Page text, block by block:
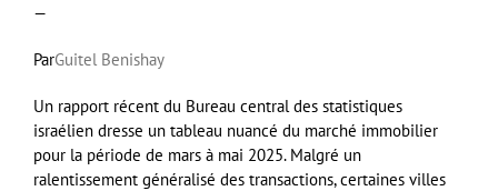
—
ParGuitel Benishay
Un rapport récent du Bureau central des statistiques
israélien dresse un tableau nuancé du marché immobilier
pour la période de mars à mai 2025. Malgré un
ralentissement généralisé des transactions, certaines villes